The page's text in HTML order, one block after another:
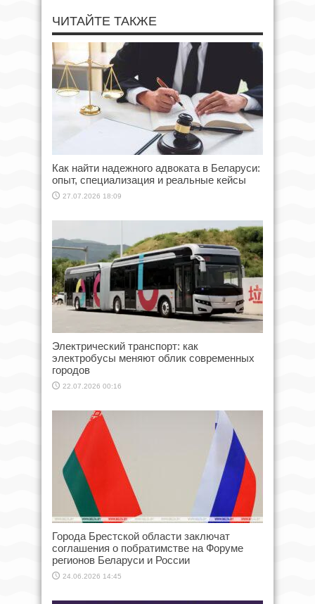
ЧИТАЙТЕ ТАКЖЕ
Как найти надежного адвоката в Беларуси:
опыт, специализация и реальные кейсы
27.07.2026 18:09
Электрический транспорт: как
электробусы меняют облик современных
городов
22.07.2026 00:16
Города Брестской области заключат
соглашения о побратимстве на Форуме
регионов Беларуси и России
24.06.2026 14:45